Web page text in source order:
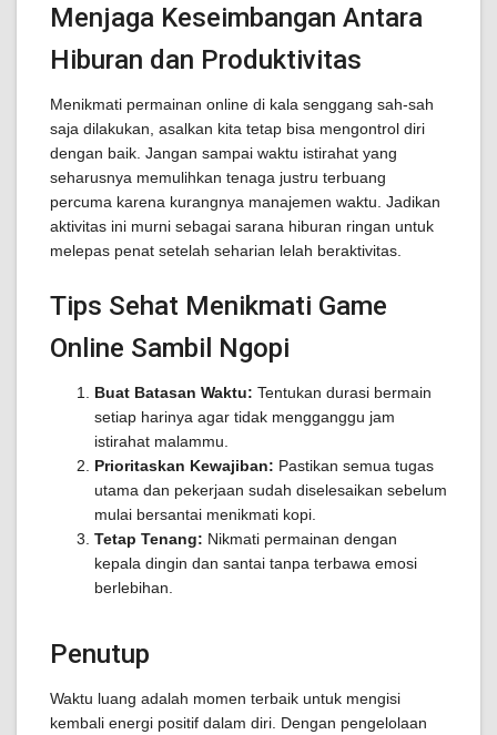
Menjaga Keseimbangan Antara
Hiburan dan Produktivitas
Menikmati permainan online di kala senggang sah-sah
saja dilakukan, asalkan kita tetap bisa mengontrol diri
dengan baik. Jangan sampai waktu istirahat yang
seharusnya memulihkan tenaga justru terbuang
percuma karena kurangnya manajemen waktu. Jadikan
aktivitas ini murni sebagai sarana hiburan ringan untuk
melepas penat setelah seharian lelah beraktivitas.
Tips Sehat Menikmati Game
Online Sambil Ngopi
Buat Batasan Waktu: Tentukan durasi bermain
setiap harinya agar tidak mengganggu jam
istirahat malammu.
Prioritaskan Kewajiban: Pastikan semua tugas
utama dan pekerjaan sudah diselesaikan sebelum
mulai bersantai menikmati kopi.
Tetap Tenang: Nikmati permainan dengan
kepala dingin dan santai tanpa terbawa emosi
berlebihan.
Penutup
Waktu luang adalah momen terbaik untuk mengisi
kembali energi positif dalam diri. Dengan pengelolaan